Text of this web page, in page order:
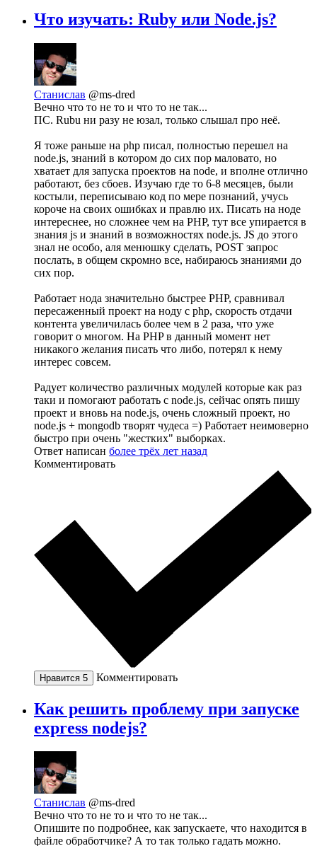
Что изучать: Ruby или Node.js?
Станислав @ms-dred
Вечно что то не то и что то не так...
ПС. Rubu ни разу не юзал, только слышал про неё.
Я тоже раньше на php писал, полностью перешел на
node.js, знаний в котором до сих пор маловато, но
хватает для запуска проектов на node, и вполне отлично
работают, без сбоев. Изучаю где то 6-8 месяцев, были
костыли, переписываю код по мере познаний, учусь
короче на своих ошибках и правлю их. Писать на ноде
интереснее, но сложнее чем на PHP, тут все упирается в
знания js и знаний в возможностях node.js. JS до этого
знал не особо, аля менюшку сделать, POST запрос
послать, в общем скромно все, набираюсь знаниями до
сих пор.
Работает нода значительно быстрее PHP, сравнивал
пересаженный проект на ноду с php, скорость отдачи
контента увеличилась более чем в 2 раза, что уже
говорит о многом. На PHP в данный момент нет
никакого желания писать что либо, потерял к нему
интерес совсем.
Радует количество различных модулей которые как раз
таки и помогают работать с node.js, сейчас опять пишу
проект и вновь на node.js, очень сложный проект, но
node.js + mongodb творят чудеса =) Работает неимоверно
быстро при очень "жестких" выборках.
Ответ написан более трёх лет назад
Комментировать
Нравится 5 Комментировать
Как решить проблему при запуске
express nodejs?
Станислав @ms-dred
Вечно что то не то и что то не так...
Опишите по подробнее, как запускаете, что находится в
файле обработчике? А то так только гадать можно.